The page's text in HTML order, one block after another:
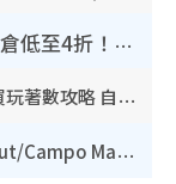
開倉優惠｜尖沙咀名牌行李箱開倉低至4折！一連5日 American Tourister/ace./Hallmark $200起！
【8月生日優惠2026】全港85大食買玩著數攻略 自助餐/火鍋放題同行免費＋誠品/DONKI送現金券
開倉優惠｜銅鑼灣時代廣場Doughnut/Campo Marzio開倉低至1折！背囊、書包、手袋劈價$200起